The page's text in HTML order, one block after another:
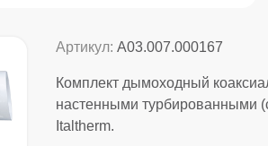
Артикул: A03.007.000167
Комплект дымоходный
настенными турбированными
Italtherm.